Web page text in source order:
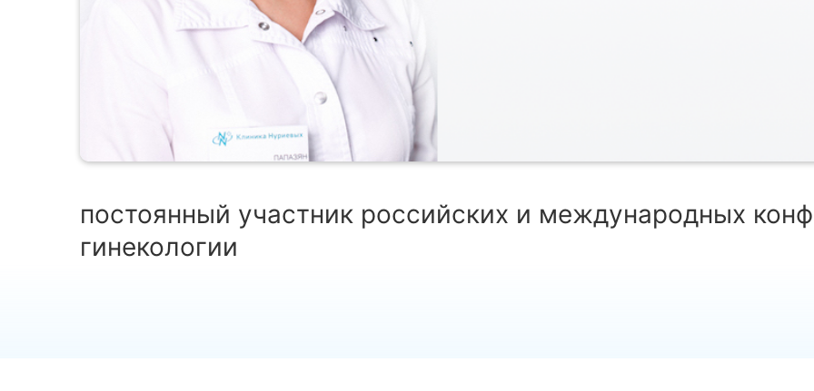
постоянный участник российских и международных
гинекологии